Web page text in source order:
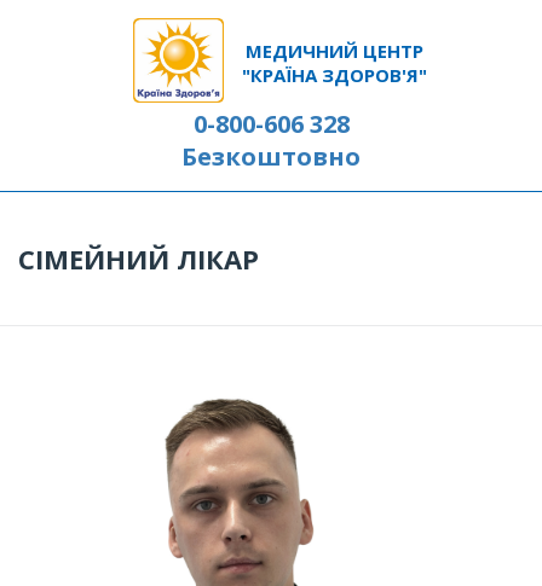
МЕДИЧНИЙ ЦЕНТР
"КРАЇНА ЗДОРОВ'Я"
0-800-606 328
Безкоштовно
СІМЕЙНИЙ ЛІКАР